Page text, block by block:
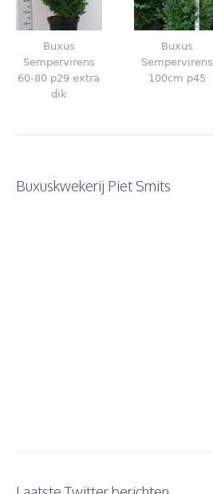
Buxus
Sempervirens
60-80 p29 extra
dik
Buxus
Sempervirens
100cm p45
Buxuskwekerij Piet Smits